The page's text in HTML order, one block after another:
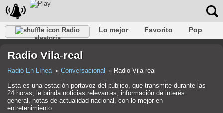
Radio
aleatoria
Lo mejor Favorito
Pop
Rap
Trans Falk
Radio Vila-real
Radio En Línea Conversacional
Radio Vila-real
Esta es una estación portavoz del público, que transmite durante las
24 horas, le brinda noticias relevantes, información de interés
general, notas de actualidad nacional, con lo mejor en
entretenimiento